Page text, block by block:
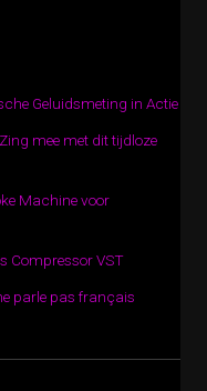
Geluidsmeting in Actie
mee met dit tijdloze
Machine voor
Compressor VST
parle pas français